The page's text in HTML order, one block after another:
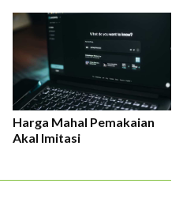
Harga Mahal Pemakaian
Akal Imitasi